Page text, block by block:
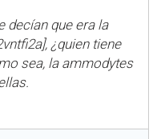
decían que era la
¿quien tiene
sea, la ammodytes